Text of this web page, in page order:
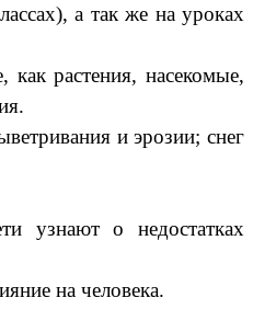
а так же на уроках
растения, насекомые,
и эрозии; снег
узнают о недостатках
на человека.